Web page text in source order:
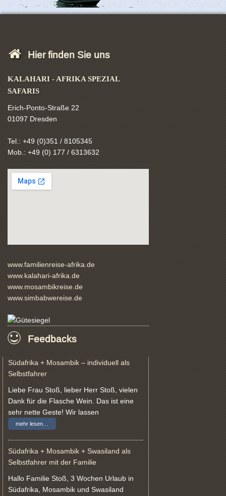
Hier finden Sie uns
KALAHARI - AFRIKA SPEZIAL
SAFARIS
Erich-Ponto-Straße 22
01097 Dresden
Tel.: +49 (0)351 / 8105345
Mob.: +49 (0) 177 / 6313632
www.familienreise-afrika.de
www.kalahari-afrika.de
www.mosambikreise.de
www.simbabwereise.de
Feedbacks
Südafrika + Mosambik – individuell als
Selbstfahrer
Liebe Frau Stoß, lieber Herr Stoß, vielen
Dank für die Flasche Wein. Das ist eine
sehr nette Geste! Wir lassen
mehr lesen…
Südafrika + Mosambik + Swasiland als
Selbstfahrer mit der Familie
Hallo Familie Stoß, 3 Wochen Urlaub in
Südafrika, Mosambik und Swasiland